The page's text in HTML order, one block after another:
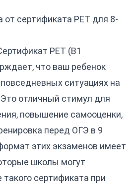
от сертификата PET для 8-
PET (B1
что ваш ребенок
ситуациях на
отличный стимул для
повышение самооценки,
перед ОГЭ в 9
этих экзаменов имеет
школы могут
сертификата при